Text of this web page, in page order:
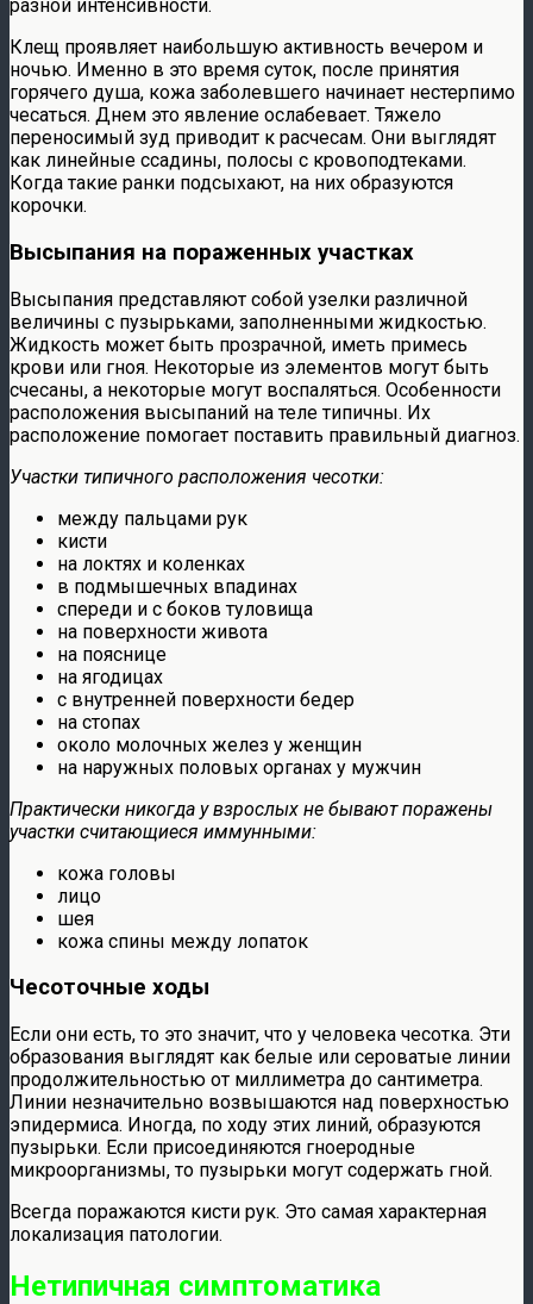
разной интенсивности.
Клещ проявляет наибольшую активность вечером и
ночью. Именно в это время суток, после принятия
горячего душа, кожа заболевшего начинает нестерпимо
чесаться. Днем это явление ослабевает. Тяжело
переносимый зуд приводит к расчесам. Они выглядят
как линейные ссадины, полосы с кровоподтеками.
Когда такие ранки подсыхают, на них образуются
корочки.
Высыпания на пораженных участках
Высыпания представляют собой узелки различной
величины с пузырьками, заполненными жидкостью.
Жидкость может быть прозрачной, иметь примесь
крови или гноя. Некоторые из элементов могут быть
счесаны, а некоторые могут воспаляться. Особенности
расположения высыпаний на теле типичны. Их
расположение помогает поставить правильный диагноз.
Участки типичного расположения чесотки:
между пальцами рук
кисти
на локтях и коленках
в подмышечных впадинах
спереди и с боков туловища
на поверхности живота
на пояснице
на ягодицах
с внутренней поверхности бедер
на стопах
около молочных желез у женщин
на наружных половых органах у мужчин
Практически никогда у взрослых не бывают поражены
участки считающиеся иммунными:
кожа головы
лицо
шея
кожа спины между лопаток
Чесоточные ходы
Если они есть, то это значит, что у человека чесотка. Эти
образования выглядят как белые или сероватые линии
продолжительностью от миллиметра до сантиметра.
Линии незначительно возвышаются над поверхностью
эпидермиса. Иногда, по ходу этих линий, образуются
пузырьки. Если присоединяются гноеродные
микроорганизмы, то пузырьки могут содержать гной.
Всегда поражаются кисти рук. Это самая характерная
локализация патологии.
Нетипичная симптоматика